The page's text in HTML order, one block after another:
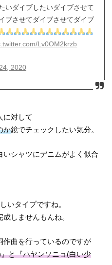
いダイブしたいダイブさせて
ブさせてダイブさせてダイブ
Lv0OM2krzb
2020
に対して
か鏡でチェックしたい気分。
シャツにデニムがよく似合
いタイプですね。
しませんもんね。
作曲を行っているのですが
と『ハヤンソニョ(白い少